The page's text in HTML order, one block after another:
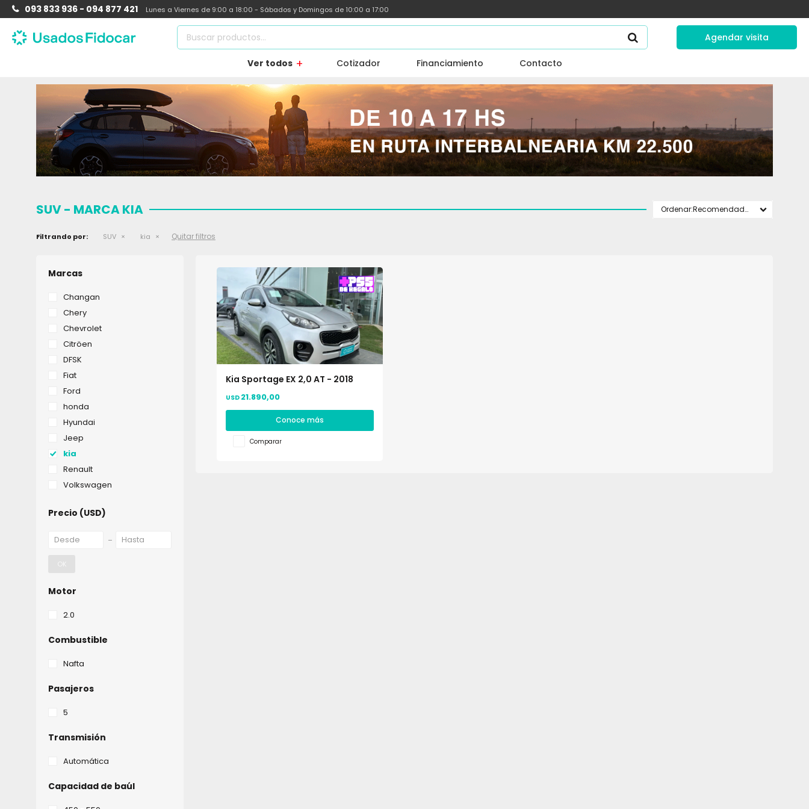
Ver todos Cotizador Financiamiento Contacto
Agendar visita
093 833 936 - 094 877 421 Lunes a Viernes de 9:00 a 18:00 - Sábados y Domingos de 10:00 a 17:00
SUV - MARCA KIA Recomendados
Filtrando por: SUV kia Quitar filtros
Kia Sportage EX 2,0 AT - 2018
USD 21.890,00
Conoce más
Comparar
Marcas
Changan
Chery
Chevrolet
Citröen
DFSK
Fiat
Ford
honda
Hyundai
Jeep
kia
Renault
Volkswagen
Precio (USD)
OK
Motor
2.0
Combustible
Nafta
Pasajeros
5
Transmisión
Automática
Capacidad de baúl